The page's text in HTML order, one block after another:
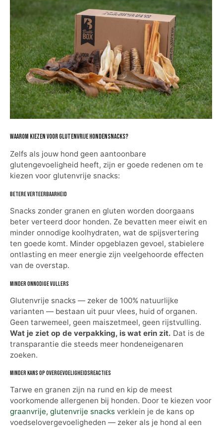
Waarom kiezen voor glutenvrije hondensnacks?
Zelfs als jouw hond geen aantoonbare
glutengevoeligheid heeft, zijn er goede redenen om te
kiezen voor glutenvrije snacks:
Betere verteerbaarheid
Snacks zonder granen en gluten worden doorgaans
beter verteerd door honden. Ze bevatten meer eiwit en
minder onnodige koolhydraten, wat de spijsvertering
ten goede komt. Minder opgeblazen gevoel, stabielere
ontlasting en meer energie zijn veelgehoorde effecten
van de overstap.
Minder onnodige vullers
Glutenvrije snacks — zeker de 100% natuurlijke
varianten — bestaan uit puur vlees, huid of organen.
Geen tarwemeel, geen maiszetmeel, geen rijstvulling.
Wat je ziet op de verpakking, is wat erin zit. Dat is de
transparantie die steeds meer hondeneigenaren
zoeken.
Minder kans op overgevoeligheidsreacties
Tarwe en granen zijn na rund en kip de meest
voorkomende allergenen bij honden. Door te kiezen voor
graanvrije, glutenvrije snacks verklein je de kans op
voedselovergevoeligheden — zeker als je hond al een